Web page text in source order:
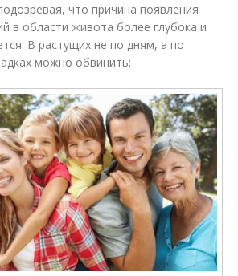
что причина появления
в области живота более глубока и
В растущих не по дням, а по
можно обвинить: